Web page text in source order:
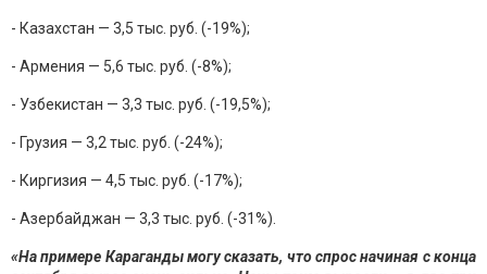
- Казахстан — 3,5 тыс. руб. (-19%);
- Армения — 5,6 тыс. руб. (-8%);
- Узбекистан — 3,3 тыс. руб. (-19,5%);
- Грузия — 3,2 тыс. руб. (-24%);
- Киргизия — 4,5 тыс. руб. (-17%);
- Азербайджан — 3,3 тыс. руб. (-31%).
«На примере Караганды могу сказать, что спрос начиная с конца